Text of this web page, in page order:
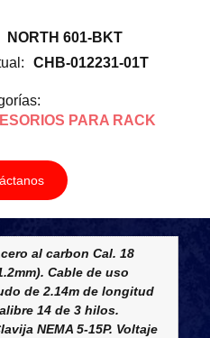
NORTH 601-BKT
CHB-012231-01T
PARA RACK
al carbon Cal. 18
Cable de uso
de 2.14m de longitud
14 de 3 hilos.
NEMA 5-15P. Voltaje